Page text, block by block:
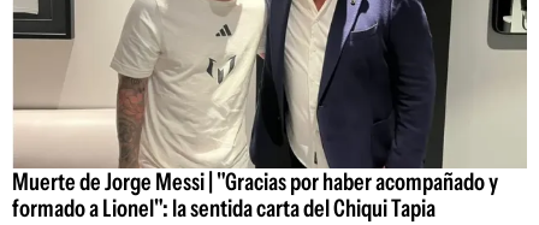
Muerte de Jorge Messi | "Gracias por haber acompañado y
formado a Lionel": la sentida carta del Chiqui Tapia